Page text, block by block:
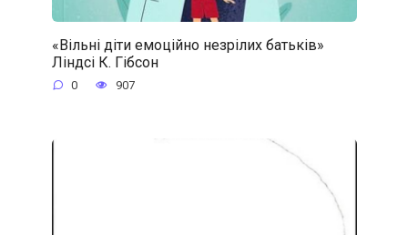
«Вільні діти емоційно незрілих батьків»
Ліндсі К. Гібсон
0 907